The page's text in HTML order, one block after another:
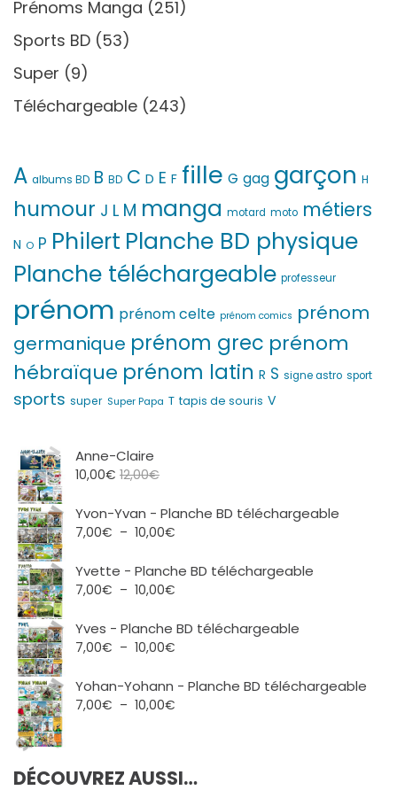
Prénoms Manga (251)
Sports BD (53)
Super (9)
Téléchargeable (243)
A albums BD B BD C D E F fille G gag garçon H
humour J L M manga motard moto métiers
N O P Philert Planche BD physique
Planche téléchargeable professeur
prénom prénom celte prénom comics prénom
germanique prénom grec prénom
hébraïque prénom latin R S signe astro sport
sports super Super Papa T tapis de souris V
Anne-Claire
10,00€ 12,00€
Yvon-Yvan - Planche BD téléchargeable
7,00€ – 10,00€
prix :
10,00€
Yvette - Planche BD téléchargeable
7,00€ – 10,00€
prix :
10,00€
Yves - Planche BD téléchargeable
7,00€ – 10,00€
prix :
Yohan-Yohann - Planche BD téléchargeable
7,00€ – 10,00€
à
DÉCOUVREZ AUSSI…